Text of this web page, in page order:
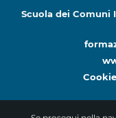
Scuola dei Comuni